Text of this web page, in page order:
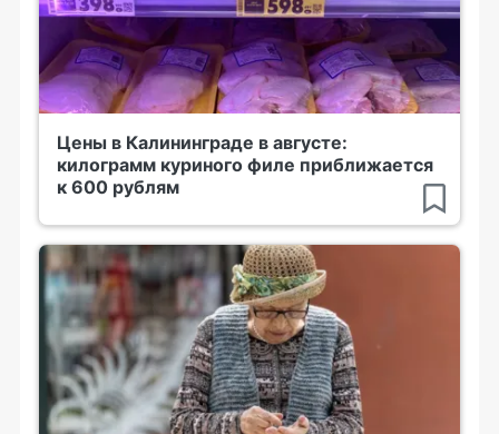
Цены в Калининграде в августе:
килограмм куриного филе приближается
к 600 рублям